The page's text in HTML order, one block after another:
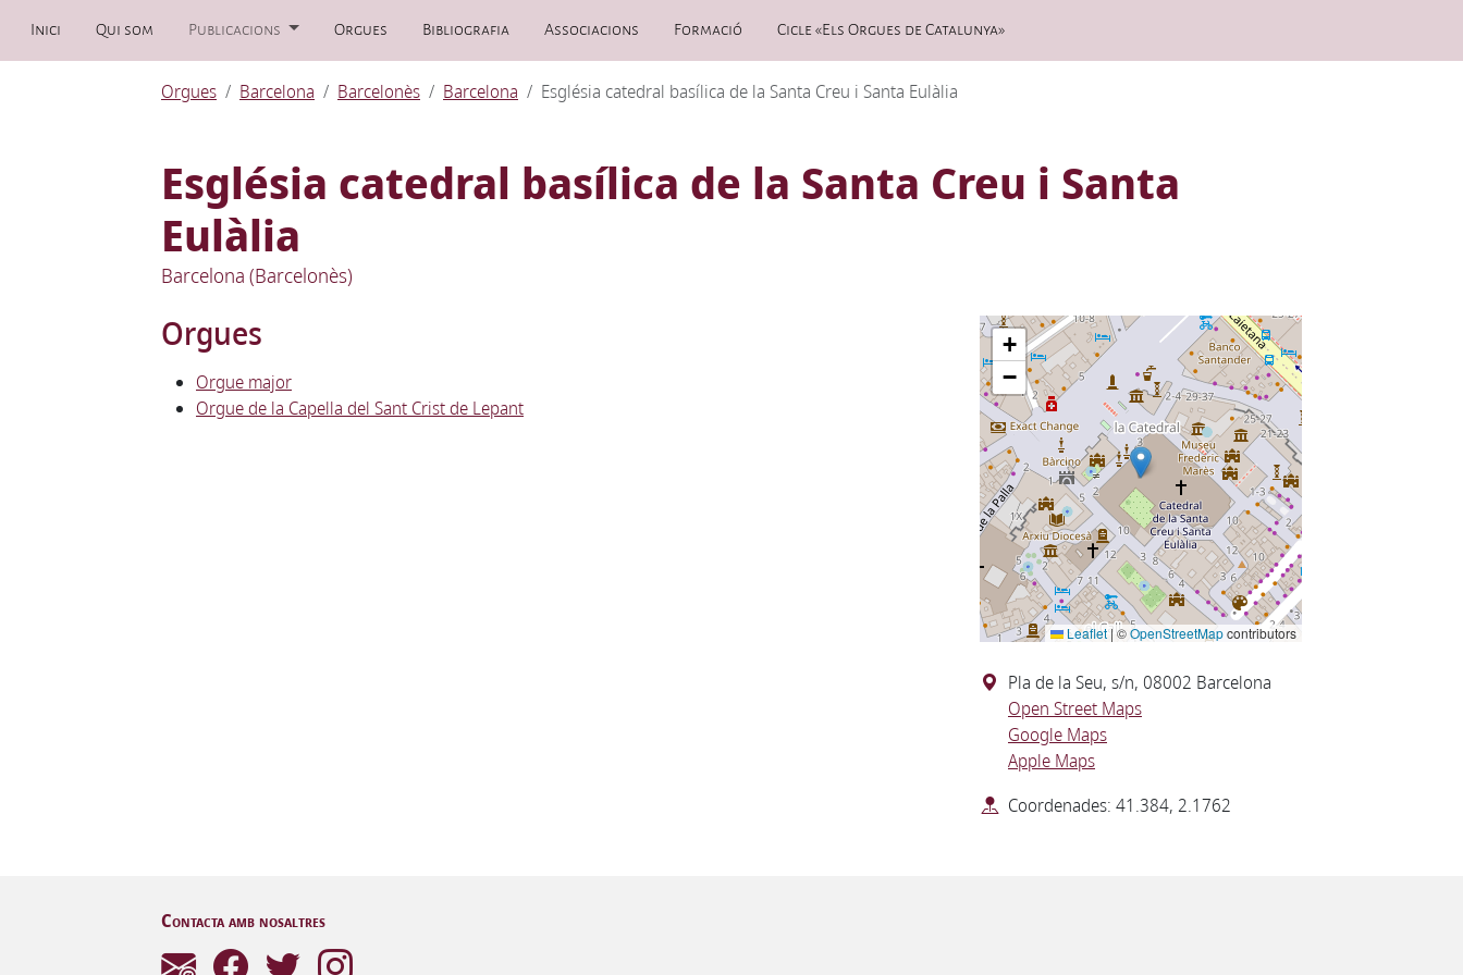
Inici Qui som Publicacions Orgues Bibliografia Associacions Formació Cicle «Els Orgues de Catalunya»
Orgues Barcelona Barcelonès Barcelona Església catedral basílica de la Santa Creu i Santa Eulàlia
Església catedral basílica de la Santa Creu i Santa
Eulàlia
Barcelona (Barcelonès)
Orgues
Orgue major
Orgue de la Capella del Sant Crist de Lepant
+
−
Leaflet |©OpenStreetMapcontributors
Pla de la Seu, s/n, 08002 Barcelona
Open Street Maps
Google Maps
Apple Maps
Coordenades: 41.384, 2.1762
Contacta amb nosaltres